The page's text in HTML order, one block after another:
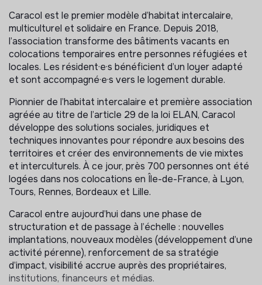
Caracol est le premier modèle d’habitat intercalaire,
multiculturel et solidaire en France. Depuis 2018,
l’association transforme des bâtiments vacants en
colocations temporaires entre personnes réfugiées et
locales. Les résident·e·s bénéficient d’un loyer adapté
et sont accompagné·e·s vers le logement durable.
Pionnier de l’habitat intercalaire et première association
agréée au titre de l’article 29 de la loi ELAN, Caracol
développe des solutions sociales, juridiques et
techniques innovantes pour répondre aux besoins des
territoires et créer des environnements de vie mixtes
et interculturels. À ce jour, près 700 personnes ont été
logées dans nos colocations en Île-de-France, à Lyon,
Tours, Rennes, Bordeaux et Lille.
Caracol entre aujourd’hui dans une phase de
structuration et de passage à l’échelle : nouvelles
implantations, nouveaux modèles (développement d’une
activité pérenne), renforcement de sa stratégie
d’impact, visibilité accrue auprès des propriétaires,
institutions, financeurs et médias.